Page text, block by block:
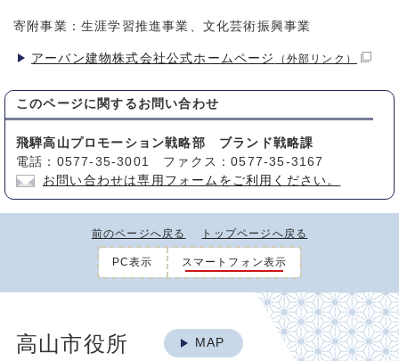
寄附事業：生涯学習推進事業、文化芸術振興事業
アーバン建物株式会社公式ホームページ （外部リンク）
このページに関する お問い合わせ
飛騨高山プロモーション戦略部 ブランド戦略課
電話：0577-35-3001 ファクス：0577-35-3167
お問い合わせは専用フォームをご利用ください。
前のページへ戻る トップページへ戻る
PC表示 スマートフォン表示
高山市役所 MAP